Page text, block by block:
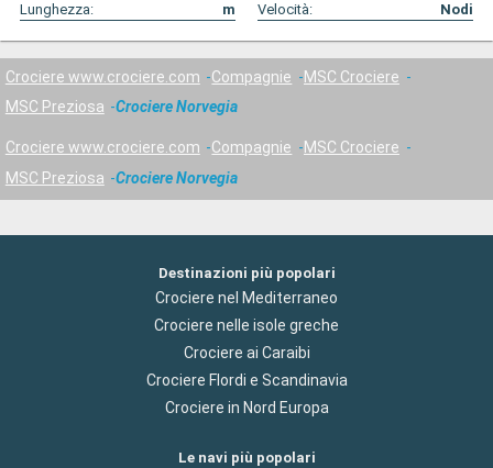
Lunghezza:
m Velocità: Nodi
Crociere www.crociere.com Compagnie
MSC Crociere
MSC Preziosa
Crociere Norvegia
Crociere www.crociere.com Compagnie
MSC Crociere
MSC Preziosa
Crociere Norvegia
Destinazioni più popolari
Crociere nel Mediterraneo
Crociere nelle isole greche
Crociere ai Caraibi
Crociere Flordi e Scandinavia
Crociere in Nord Europa
Le navi più popolari